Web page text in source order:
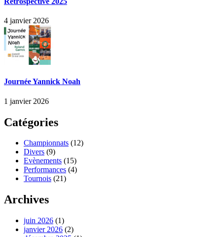
4 janvier 2026
Journée Yannick Noah
1 janvier 2026
Catégories
Championnats (12)
Divers (9)
Evènements (15)
Performances (4)
Tournois (21)
Archives
juin 2026 (1)
janvier 2026 (2)